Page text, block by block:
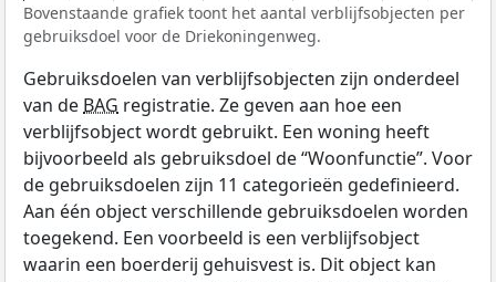
Bovenstaande grafiek toont het aantal verblijfsobjecten per
gebruiksdoel voor de Driekoningenweg.
Gebruiksdoelen van verblijfsobjecten zijn onderdeel
van de BAG registratie. Ze geven aan hoe een
verblijfsobject wordt gebruikt. Een woning heeft
bijvoorbeeld als gebruiksdoel de “Woonfunctie”. Voor
de gebruiksdoelen zijn 11 categorieën gedefinieerd.
Aan één object verschillende gebruiksdoelen worden
toegekend. Een voorbeeld is een verblijfsobject
waarin een boerderij gehuisvest is. Dit object kan